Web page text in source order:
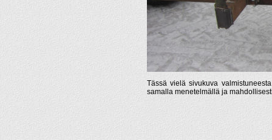
Tässä vielä sivukuva
samalla menetelmällä ja